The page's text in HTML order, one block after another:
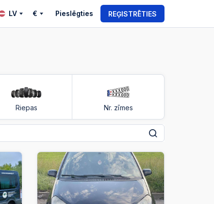
LV € Pieslēgties REĢISTRĒTIES
Riepas Nr. zīmes